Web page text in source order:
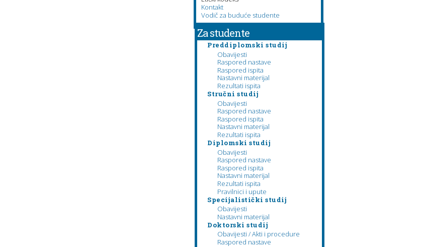
Kontakt
Vodič za buduće studente
Za studente
Preddiplomski studij
Obavijesti
Raspored nastave
Raspored ispita
Nastavni materijal
Rezultati ispita
Stručni studij
Obavijesti
Raspored nastave
Raspored ispita
Nastavni materijal
Rezultati ispita
Diplomski studij
Obavijesti
Raspored nastave
Raspored ispita
Nastavni materijal
Rezultati ispita
Pravilnici i upute
Specijalistički studij
Obavijesti
Nastavni materijal
Doktorski studij
Obavijesti / Akti i procedure
Raspored nastave